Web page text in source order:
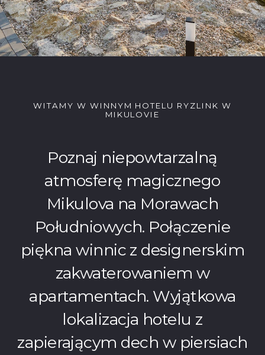
WITAMY W WINNYM HOTELU RYZLINK W
MIKULOVIE
Poznaj niepowtarzalną
atmosferę magicznego
Mikulova na Morawach
Południowych. Połączenie
piękna winnic z designerskim
zakwaterowaniem w
apartamentach. Wyjątkowa
lokalizacja hotelu z
zapierającym dech w piersiach